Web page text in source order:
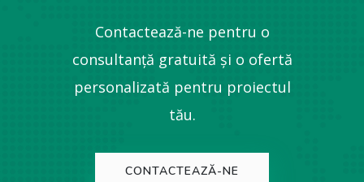
Contactează-ne pentru o
consultanță gratuită și o ofertă
personalizată pentru proiectul
tău.
CONTACTEAZĂ-NE